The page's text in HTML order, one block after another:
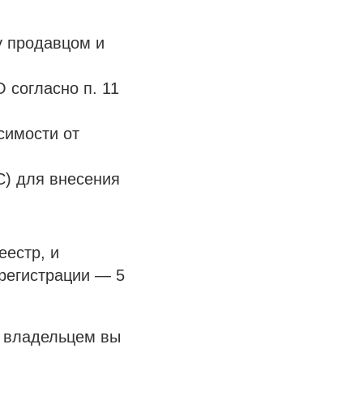
продавцом и
согласно п. 11
от
для внесения
и
— 5
владельцем вы